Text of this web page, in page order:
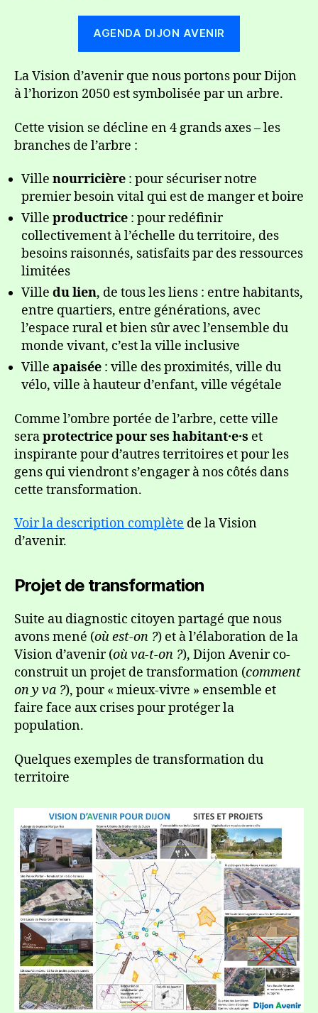
AGENDA DIJON AVENIR
La Vision d’avenir que nous portons pour Dijon
à l’horizon 2050 est symbolisée par un arbre.
Cette vision se décline en 4 grands axes – les
branches de l’arbre :
Ville nourricière : pour sécuriser notre
premier besoin vital qui est de manger et boire
Ville productrice : pour redéfinir
collectivement à l’échelle du territoire, des
besoins raisonnés, satisfaits par des ressources
limitées
Ville du lien, de tous les liens : entre habitants,
entre quartiers, entre générations, avec
l’espace rural et bien sûr avec l’ensemble du
monde vivant, c’est la ville inclusive
Ville apaisée : ville des proximités, ville du
vélo, ville à hauteur d’enfant, ville végétale
Comme l’ombre portée de l’arbre, cette ville
seraprotectrice pour ses habitant·e·s et
inspirante pour d’autres territoires et pour les
gens qui viendront s’engager à nos côtés dans
cette transformation.
Voir la description complète de la Vision
d’avenir.
Projet de transformation
Suite au diagnostic citoyen partagé que nous
avons mené (où est-on ?) et à l’élaboration de la
Vision d’avenir (où va-t-on ?), Dijon Avenir co-
construit un projet de transformation (comment
on y va ?), pour « mieux-vivre » ensemble et
faire face aux crises pour protéger la
population.
Quelques exemples de transformation du
territoire